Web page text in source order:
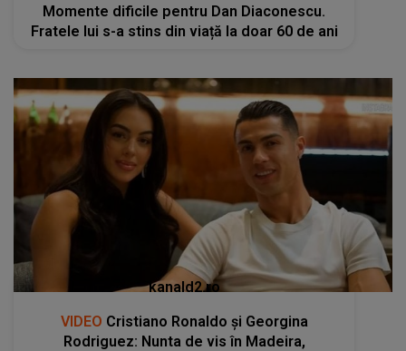
Momente dificile pentru Dan Diaconescu.
Fratele lui s-a stins din viață la doar 60 de ani
kanald2.ro
VIDEO Cristiano Ronaldo și Georgina
Rodriguez: Nunta de vis în Madeira,